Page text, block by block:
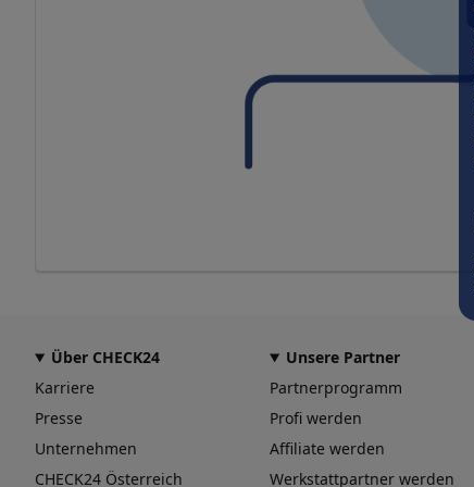
Über CHECK24
Karriere
Presse
Unternehmen
CHECK24 Österreich
Unsere Partner
Partnerprogramm
Profi werden
Affiliate werden
Werkstattpartner werden